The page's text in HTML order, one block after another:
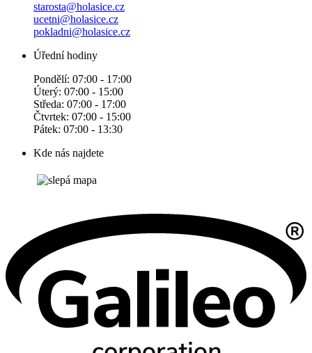
starosta@holasice.cz
ucetni@holasice.cz
pokladni@holasice.cz
Úřední hodiny
Pondělí: 07:00 - 17:00
Úterý: 07:00 - 15:00
Středa: 07:00 - 17:00
Čtvrtek: 07:00 - 15:00
Pátek: 07:00 - 13:30
Kde nás najdete